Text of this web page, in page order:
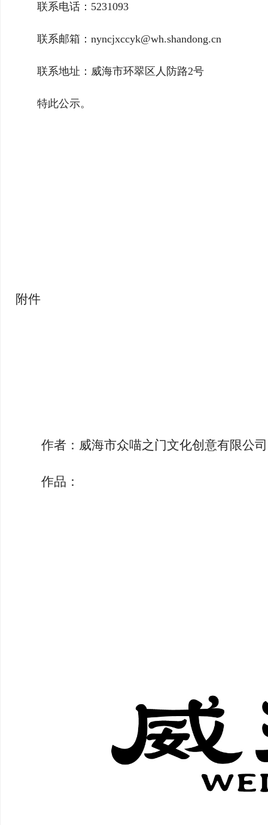
联系电话：5231093
联系邮箱：nyncjxccyk@wh.shandong.cn
联系地址：威海市环翠区人防路2号
特此公示。
附件
作者： 威海市众喵之门文化创意有限公司
作品：